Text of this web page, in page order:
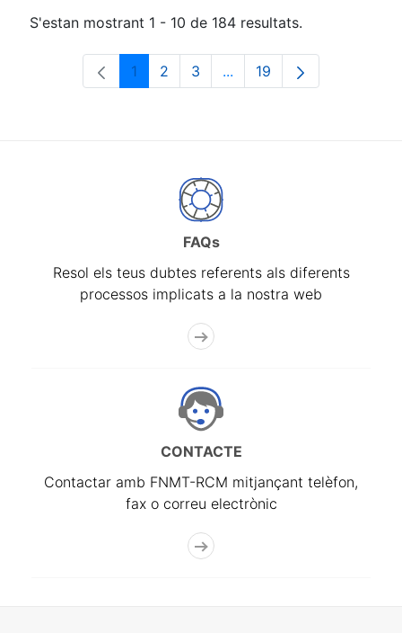
S'estan mostrant 1 - 10 de 184 resultats.
Pàgina
1 Pàgina
2 Pàgina
3 ...Pàgines intermèdies
Pàgina
19
FAQs
Resol els teus dubtes referents als diferents
processos implicats a la nostra web
CONTACTE
Contactar amb FNMT-RCM mitjançant telèfon,
fax o correu electrònic